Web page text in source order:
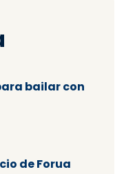
bailar con
de Forua